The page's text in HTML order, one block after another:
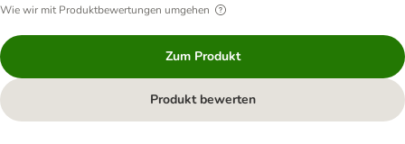
Wie wir mit Produktbewertungen umgehen
Zum Produkt
Produkt bewerten